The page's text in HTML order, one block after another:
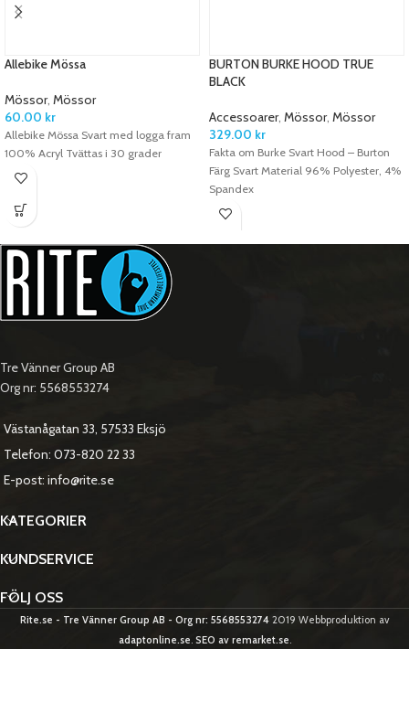
Allebike Mössa
Mössor, Mössor
60.00 kr
Allebike Mössa Svart med logga fram
100% Acryl Tvättas i 30 grader
BURTON BURKE HOOD TRUE
BLACK
Accessoarer, Mössor, Mössor
329.00 kr
Fakta om Burke Svart Hood – Burton
Färg Svart Material 96% Polyester, 4%
Spandex
Tre Vänner Group AB
Org nr: 5568553274
Västanågatan 33, 57533 Eksjö
Telefon: 073-820 22 33
E-post: info@rite.se
KATEGORIER
KUNDSERVICE
FÖLJ OSS
Rite.se - Tre Vänner Group AB - Org nr: 5568553274 2019 Webbproduktion av
adaptonline.se. SEO av remarket.se.